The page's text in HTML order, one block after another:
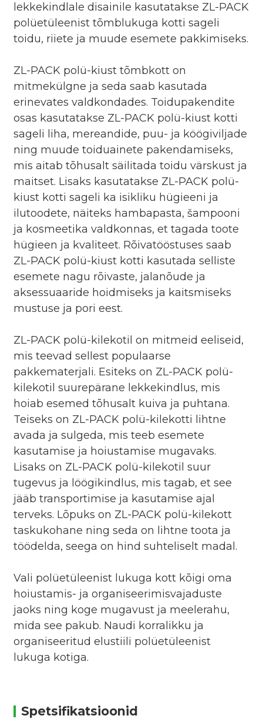
lekkekindlale disainile kasutatakse ZL-PACK
polüetüleenist tõmblukuga kotti sageli
toidu, riiete ja muude esemete pakkimiseks.
ZL-PACK polü-kiust tõmbkott on
mitmekülgne ja seda saab kasutada
erinevates valdkondades. Toidupakendite
osas kasutatakse ZL-PACK polü-kiust kotti
sageli liha, mereandide, puu- ja köögiviljade
ning muude toiduainete pakendamiseks,
mis aitab tõhusalt säilitada toidu värskust ja
maitset. Lisaks kasutatakse ZL-PACK polü-
kiust kotti sageli ka isikliku hügieeni ja
ilutoodete, näiteks hambapasta, šampooni
ja kosmeetika valdkonnas, et tagada toote
hügieen ja kvaliteet. Rõivatööstuses saab
ZL-PACK polü-kiust kotti kasutada selliste
esemete nagu rõivaste, jalanõude ja
aksessuaaride hoidmiseks ja kaitsmiseks
mustuse ja pori eest.
ZL-PACK polü-kilekotil on mitmeid eeliseid,
mis teevad sellest populaarse
pakkematerjali. Esiteks on ZL-PACK polü-
kilekotil suurepärane lekkekindlus, mis
hoiab esemed tõhusalt kuiva ja puhtana.
Teiseks on ZL-PACK polü-kilekotti lihtne
avada ja sulgeda, mis teeb esemete
kasutamise ja hoiustamise mugavaks.
Lisaks on ZL-PACK polü-kilekotil suur
tugevus ja löögikindlus, mis tagab, et see
jääb transportimise ja kasutamise ajal
terveks. Lõpuks on ZL-PACK polü-kilekott
taskukohane ning seda on lihtne toota ja
töödelda, seega on hind suhteliselt madal.
Vali polüetüleenist lukuga kott kõigi oma
hoiustamis- ja organiseerimisvajaduste
jaoks ning koge mugavust ja meelerahu,
mida see pakub. Naudi korralikku ja
organiseeritud elustiili polüetüleenist
lukuga kotiga.
Spetsifikatsioonid